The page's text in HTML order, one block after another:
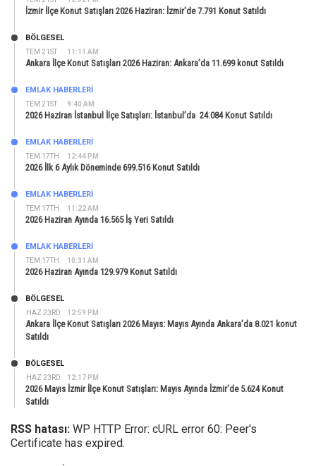
İzmir İlçe Konut Satışları 2026 Haziran: İzmir’de 7.791 Konut Satıldı
TEM 21ST 11:11 AM
BÖLGESEL
Ankara İlçe Konut Satışları 2026 Haziran: Ankara’da 11.699 konut Satıldı
TEM 21ST 9:40 AM
EMLAK HABERLERI
2026 Haziran İstanbul İlçe Satışları: İstanbul’da 24.084 Konut Satıldı
TEM 17TH 12:44 PM
EMLAK HABERLERI
2026 İlk 6 Aylık Döneminde 699.516 Konut Satıldı
TEM 17TH 11:22 AM
EMLAK HABERLERI
2026 Haziran Ayında 16.565 İş Yeri Satıldı
TEM 17TH 10:31 AM
EMLAK HABERLERI
2026 Haziran Ayında 129.979 Konut Satıldı
HAZ 23RD 12:59 PM
BÖLGESEL
Ankara İlçe Konut Satışları 2026 Mayıs: Mayıs Ayında Ankara’da 8.021 konut
Satıldı
HAZ 23RD 12:17 PM
BÖLGESEL
2026 Mayıs İzmir İlçe Konut Satışları: Mayıs Ayında İzmir’de 5.624 Konut
Satıldı
RSS hatası: WP HTTP Error: cURL error 60: Peer's
Certificate has expired.